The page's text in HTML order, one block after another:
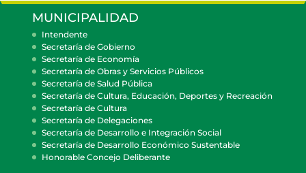
MUNICIPALIDAD
Intendente
Secretaría de Gobierno
Secretaría de Economía
Secretaría de Obras y Servicios Públicos
Secretaría de Salud Pública
Secretaría de Cultura, Educación, Deportes y Recreación
Secretaría de Cultura
Secretaría de Delegaciones
Secretaría de Desarrollo e Integración Social
Secretaría de Desarrollo Económico Sustentable
Honorable Concejo Deliberante